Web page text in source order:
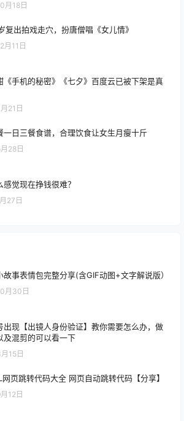
月18日
复出拍戏走穴，扮唐僧唱《女儿情》
月11日
《手机的秘密》《七夕》百度云已被下架是真
21日
一日三餐食谱，合理饮食让女生月瘦十斤
28日
感觉现在挣钱很难？
27日
故事表情包完整分享(含GIF动图+文字解说版）
月30日
出现【出镜人身份验证】教你需要怎么办，做
及混剪的可以看一下
15日
页跳转代码大全 网页自动跳转代码【分享】
12日